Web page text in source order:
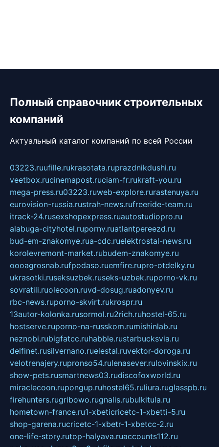
Полный справочник строительных
компаний
Актуальный каталог компаний по всей России
03223.ruufille.rukrasotata.ruprazdnikdushi.ru
veetbox.rucinemapost.ruciam-fr.rukraft-you.ru
mega-press.ru03223.ruweb-explore.rurastenuya.ru
eurovision-russia.rustrah-news.rufreeride-team.ru
itrack-24.rusexshopexpress.ruautostudiopro.ru
alabuga-cityhotel.rupornv.ruatlantpereezd.ru
bud-em-znakomye.rua-cdc.ruelektrostal-news.ru
korolevremont-market.rubudem-znakomye.ru
oooagrosnab.rufpodaso.ruemfire.rupro-otdelky.ru
ukrasotki.ruseksuzbek.ruseks-uzbek.ruporno-vk.ru
sovratili.ruolecoon.ruvd-dosug.ruadonyev.ru
rbc-news.ruporno-skvirt.rukrospr.ru
13autor-kolonka.rusormol.ru2rich.ruhostel-65.ru
hostserve.ruporno-na-russkom.rumishinlab.ru
neznobi.rubigfatcc.ruhabble.rustarbucksvia.ru
delfinet.rusilvernano.ruelestal.ruvektor-doroga.ru
velotrenajery.rupronso54.rulenasever.rulovinskix.ru
show-pets.rusmartnews03.rudiscofoxworld.ru
miraclecoon.rupongup.ruhostel65.ruliura.ruglasspb.ru
firehunters.rugribowo.rugnalis.rubulkitula.ru
hometown-france.ru1-xbeticricetc-1-xbetti-5.ru
shop-garena.rucricetc-1-xbetr-1-xbetcc-2.ru
one-life-story.rutop-halyava.ruaccounts112.ru